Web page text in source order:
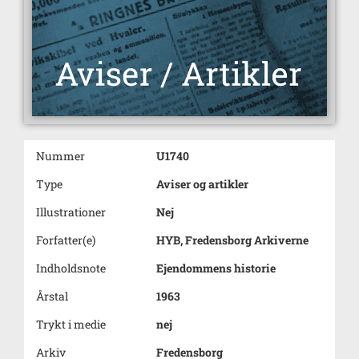
Nummer
U1740
Type
Aviser og artikler
Illustrationer
Nej
Forfatter(e)
HYB, Fredensborg Arkiverne
Indholdsnote
Ejendommens historie
Årstal
1963
Trykt i medie
nej
Arkiv
Fredensborg